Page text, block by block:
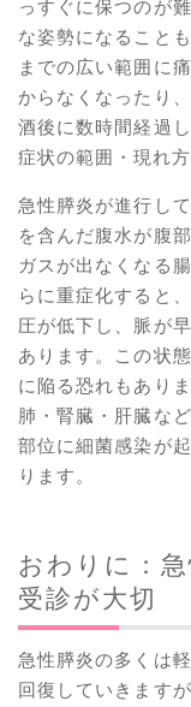
っすぐに保つのが
な姿勢になること
までの広い範囲に
からなくなったり
酒後に数時間経過
症状の範囲・現れ
急性膵炎が進行し
を含んだ腹水が腹
ガスが出なくなる
らに重症化すると
圧が低下し、脈が
あります。この状
に陥る恐れもあり
肺・腎臓・肝臓な
部位に細菌感染が
ります。
おわりに：
受診が大切
急性膵炎の多くは
回復していきます